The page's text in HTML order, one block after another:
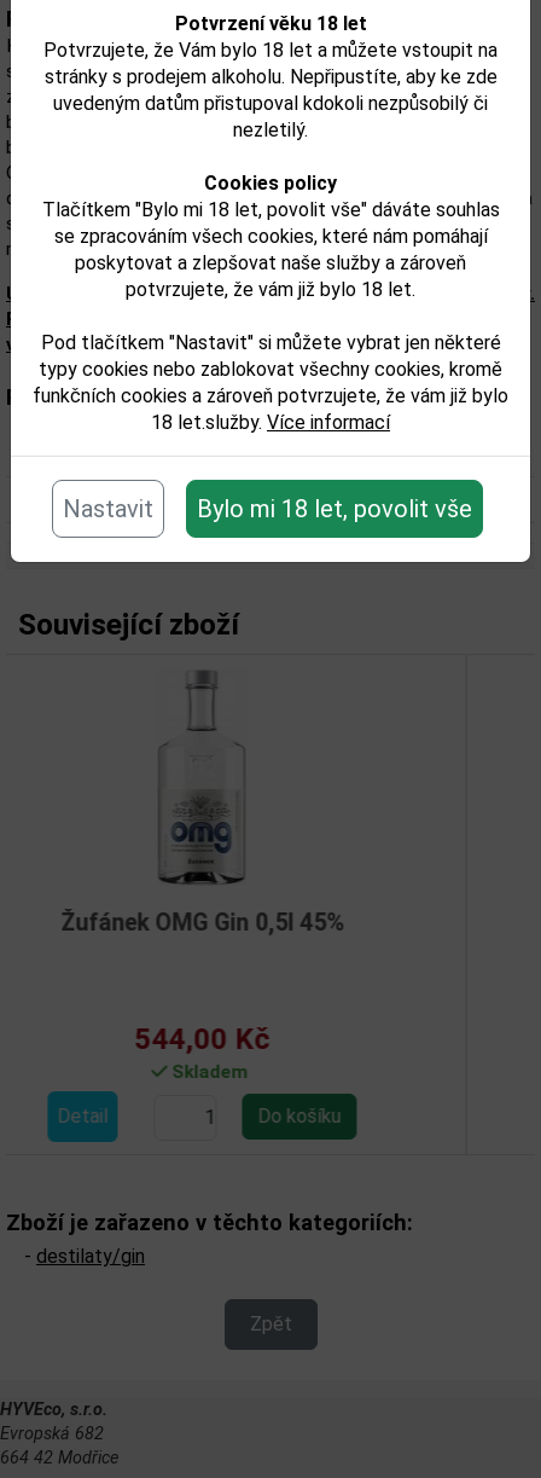
Potvrzení věku 18 let
Potvrzujete, že Vám bylo 18 let a můžete vstoupit na
stránky s prodejem alkoholu. Nepřipustíte, aby ke zde
uvedeným datům přistupoval kdokoli nezpůsobilý či
nezletilý.
Cookies policy
Tlačítkem "Bylo mi 18 let, povolit vše" dáváte souhlas
se zpracováním všech cookies, které nám pomáhají
poskytovat a zlepšovat naše služby a zároveň
potvrzujete, že vám již bylo 18 let.
Pod tlačítkem "Nastavit" si můžete vybrat jen některé
typy cookies nebo zablokovat všechny cookies, kromě
funkčních cookies a zároveň potvrzujete, že vám již bylo
18 let.služby. Více informací
Nastavit Bylo mi 18 let, povolit vše
Popis:
Harahorn Gin je poctivý gin vyroben s láskou a pozorností. Vyrábí
se pouze v malých dávkách (max. 300 litrů najednou), čímž se
zabezpečuje nepopiratelná kontrola jeho kvality. Složení obsahuje
bobulovité ovoce a divoce rostoucí bylinky z Norska a vlastní
botanické zahrady destilérky Det Norske Brenner, která ho vyrábí.
O norských bylinkách a botanikach je totiž již obecně známo, že
díky tamní půdě a geografické poloze patří mezi ty nejchutnější na
světě. V tomto ginu tak najdete jalovce, lesní borůvky, rebarboru,
mořskou trávu, kořen anděliky, divoký majorán a další.
Upozorňujeme, že tento produkt může obsahovat alergeny.
Přesné složení a alergeny jsou k dispozici na obalu
výrobku. Zkontrolujte prosím před konzumací.
Parametry:
Obsah alkoholu obj. %: 46
Objem obalu (L): 0,5
Související zboží
0,5l 45%
Zboží je zařazeno v těchto kategoriích:
- destilaty/gin
Zpět
HYVEco, s.r.o.
Evropská 682
664 42 Modřice